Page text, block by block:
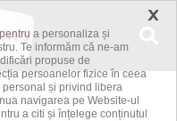
×
a personaliza și
Te informăm că ne-am
propuse de
persoanelor fizice în ceea
și privind libera
navigarea pe Website-ul
a citi și înțelege conținutul